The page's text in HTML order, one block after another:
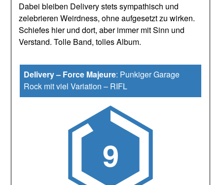
Dabei bleiben Delivery stets sympathisch und
zelebrieren Weirdness, ohne aufgesetzt zu wirken.
Schiefes hier und dort, aber immer mit Sinn und
Verstand. Tolle Band, tolles Album.
Delivery – Force Majeure: Punkiger Garage
Rock mit viel Variation – RIFL
9